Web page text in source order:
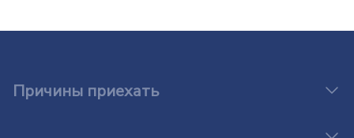
Причины приехать